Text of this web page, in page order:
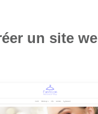
un site